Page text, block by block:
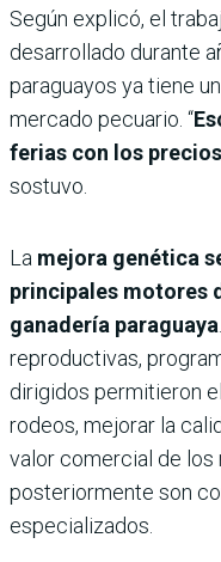
Según explicó, el
desarrollado durante
paraguayos ya tiene
mercado pecuario. “
ferias con los
sostuvo.
La mejora genética
principales motores
ganadería paraguaya
reproductivas,
dirigidos permitieron
rodeos, mejorar la
valor comercial de
posteriormente son
especializados.